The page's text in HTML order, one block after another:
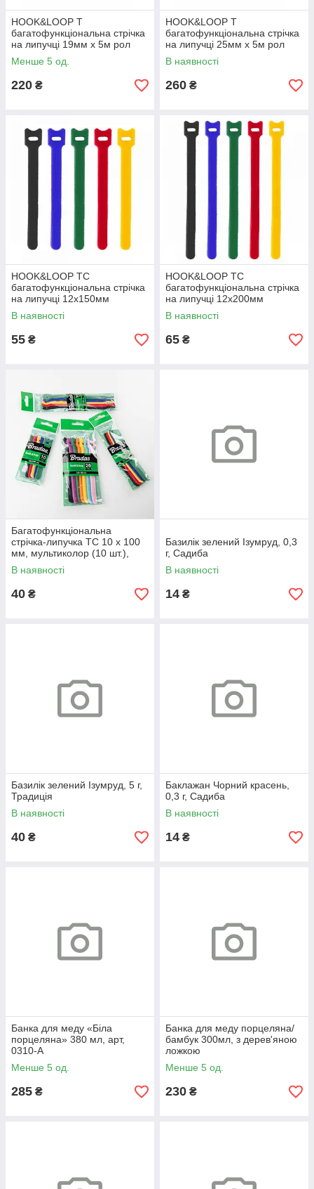
HOOK&LOOP T
багатофункціональна стрічка
на липучці 19мм x 5м рол
BLACK, TYHLT19005/BK,
Bradas
Менше 5 од.
220 ₴
HOOK&LOOP T
багатофункціональна стрічка
на липучці 25мм x 5м рол
GREEN, TYHLT25005/GR,
Bradas
В наявності
260 ₴
HOOK&LOOP TC
багатофункціональна стрічка
на липучці 12x150мм
COLOUR мIX - 10 шт.,
HLTC12150/10MIX5, Bradas
В наявності
55 ₴
HOOK&LOOP TC
багатофункціональна стрічка
на липучці 12x200мм
COLOUR мIX - 10 шт.,
HLTC12200/10MIX5, Bradas
В наявності
65 ₴
Багатофункціональна
стрічка-липучка TC 10 x 100
мм, мультиколор (10 шт.),
HLTC10100/10MIX5, Bradas
В наявності
40 ₴
Базилік зелений Ізумруд, 0,3
г, Садиба
В наявності
14 ₴
Базилік зелений Ізумруд, 5 г,
Традиція
В наявності
40 ₴
Баклажан Чорний красень,
0,3 г, Садиба
В наявності
14 ₴
Банка для меду «Біла
порцеляна» 380 мл, арт,
0310-А
Менше 5 од.
285 ₴
Банка для меду порцеляна/
бамбук 300мл, з дерев'яною
ложкою
Менше 5 од.
230 ₴